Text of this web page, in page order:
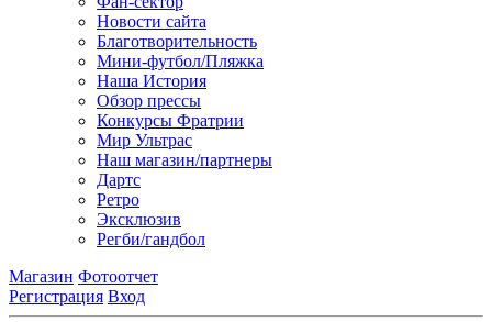
Новости сайта
Благотворительность
Мини-футбол/Пляжка
Наша История
Обзор прессы
Конкурсы Фратрии
Мир Ультрас
Наш магазин/партнеры
Дартс
Ретро
Эксклюзив
Регби/гандбол
Магазин Фотоотчет
Регистрация Вход